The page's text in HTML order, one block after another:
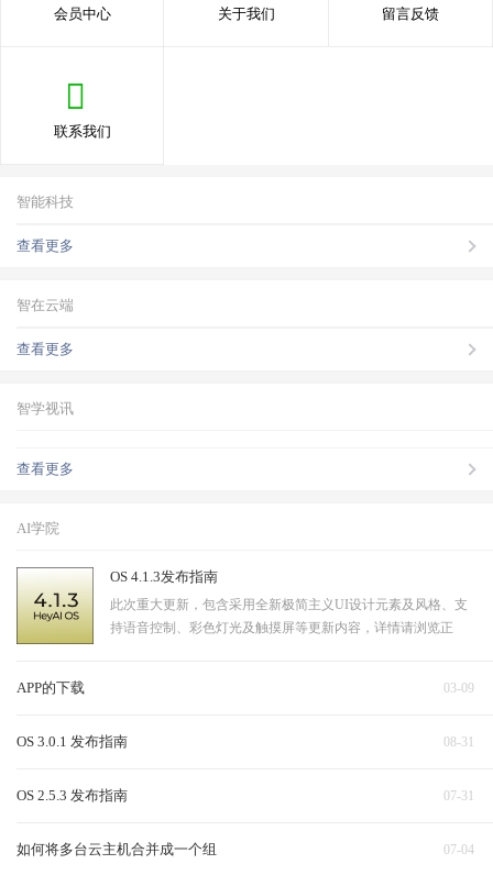
会员中心 关于我们 留言反馈
联系我们
智能科技
查看更多
智在云端
查看更多
智学视讯
查看更多
AI学院
OS 4.1.3发布指南
此次重大更新，包含采用全新极简主义UI设计元素及风格、支
持语音控制、彩色灯光及触摸屏等更新内容，详情请浏览正
03-09
APP的下载
08-31
OS 3.0.1 发布指南
07-31
OS 2.5.3 发布指南
07-04
如何将多台云主机合并成一个组